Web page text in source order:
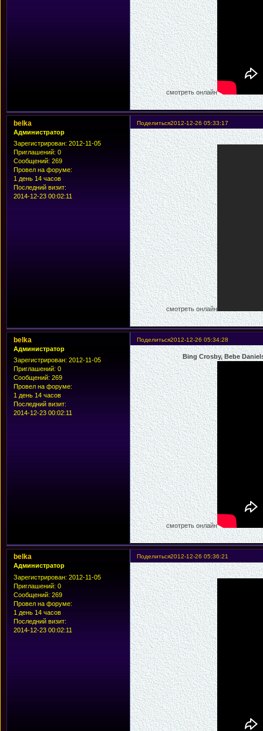
смотреть онлайн
Поделиться2012-12-26 05:33:17
belka
Администратор
Зарегистрирован: 2012-11-05
Приглашений: 0
Сообщений: 269
Провел на форуме:
1 день 14 часов
Последний визит:
2014-12-23 00:02:11
смотреть онлайн
Поделиться2012-12-26 05:34:28
belka
Администратор
Зарегистрирован: 2012-11-05
Приглашений: 0
Сообщений: 269
Провел на форуме:
1 день 14 часов
Последний визит:
2014-12-23 00:02:11
Bing Crosby, Bebe
смотреть онлайн
Поделиться2012-12-26 05:36:21
belka
Администратор
Зарегистрирован: 2012-11-05
Приглашений: 0
Сообщений: 269
Провел на форуме:
1 день 14 часов
Последний визит:
2014-12-23 00:02:11